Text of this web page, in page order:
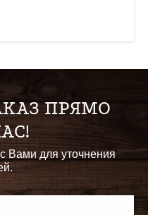
ПРЯМО
Вами для уточнения